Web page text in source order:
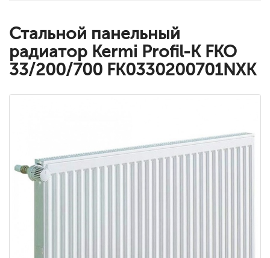
Стальной панельный
радиатор Kermi Profil-K FKO
33/200/700 FK0330200701NXK